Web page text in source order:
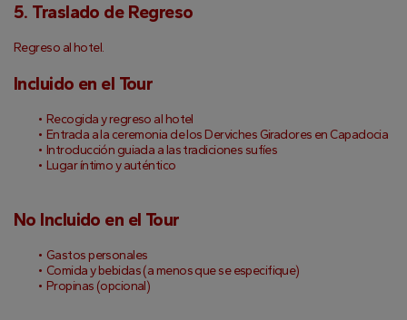
5. Traslado de Regreso
Regreso al hotel.
Incluido en el Tour
Recogida y regreso al hotel
Entrada a la ceremonia de los Derviches Giradores en Capadocia
Introducción guiada a las tradiciones sufíes
Lugar íntimo y auténtico
No Incluido en el Tour
Gastos personales
Comida y bebidas (a menos que se especifique)
Propinas (opcional)